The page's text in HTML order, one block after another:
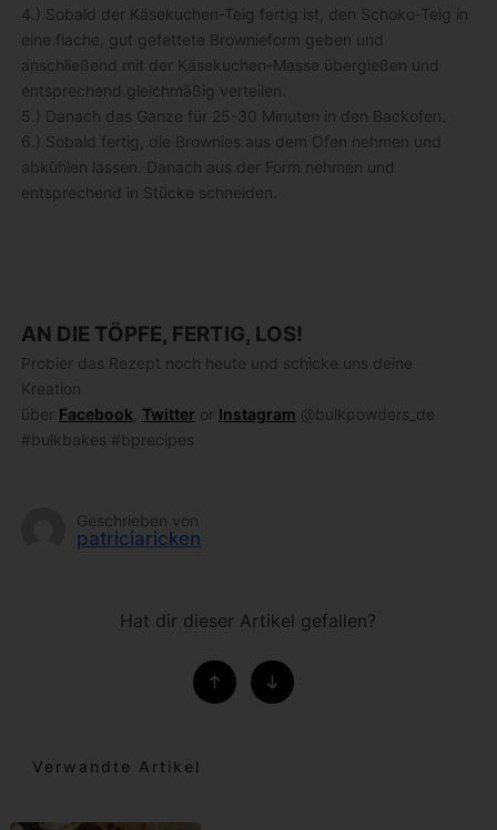
4.) Sobald der Käsekuchen-Teig fertig ist, den Schoko-Teig in
eine flache, gut gefettete Brownieform geben und
anschließend mit der Käsekuchen-Masse übergießen und
entsprechend gleichmäßig verteilen.
5.) Danach das Ganze für 25-30 Minuten in den Backofen.
6.) Sobald fertig, die Brownies aus dem Ofen nehmen und
abkühlen lassen. Danach aus der Form nehmen und
entsprechend in Stücke schneiden.
AN DIE TÖPFE, FERTIG, LOS!
Probier das Rezept noch heute und schicke uns deine
Kreation
über Facebook, Twitter or Instagram @bulkpowders_de
#bulkbakes #bprecipes
Geschrieben von
patriciaricken
Hat dir dieser Artikel gefallen?
Verwandte Artikel